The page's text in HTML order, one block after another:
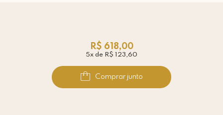
R$ 618,00
5x de R$ 123,60
Comprar junto